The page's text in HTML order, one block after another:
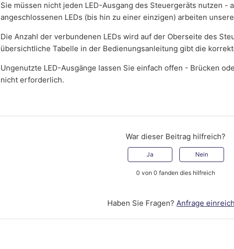
Sie müssen nicht jeden LED-Ausgang des Steuergeräts nutzen -
angeschlossenen LEDs (bis hin zu einer einzigen) arbeiten
Die Anzahl der verbundenen LEDs wird auf der Oberseite des
übersichtliche Tabelle in der Bedienungsanleitung gibt die
Ungenutzte LED-Ausgänge lassen Sie einfach offen - Brücken
nicht erforderlich.
War dieser Beitrag hilfreich?
Ja Nein
0 von 0 fanden dies hilfreich
Haben Sie Fragen?Anfrage